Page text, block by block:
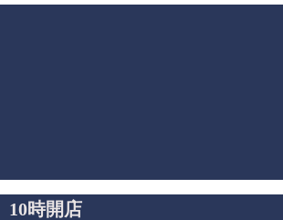
10時開店